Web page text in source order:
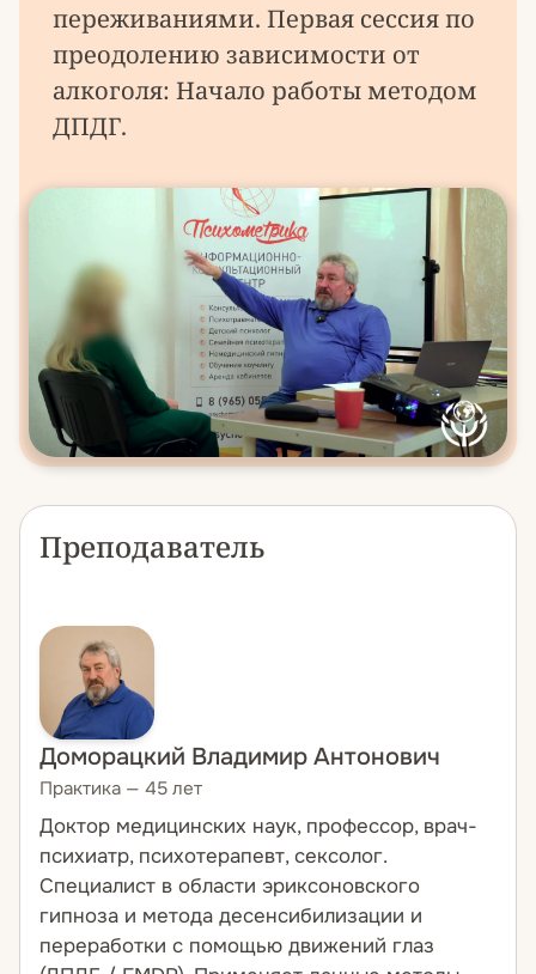
переживаниями. Первая сессия по
преодолению зависимости от
алкоголя: Начало работы методом
ДПДГ.
Преподаватель
Доморацкий Владимир Антонович
Практика — 45 лет
Доктор медицинских наук, профессор, врач-
психиатр, психотерапевт, сексолог.
Специалист в области эриксоновского
гипноза и метода десенсибилизации и
переработки с помощью движений глаз